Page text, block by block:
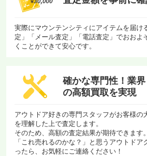
実際にマウンテンシティにアイテムを届け
定」「メール査定」「電話査定」でおおよ
くことができて安心です。
確かな専門性！ 業
の高額買取を実現
アウトドア好きの専門スタッフがお客様の
を理解した上で査定します。
そのため、高額の査定結果が期待できます。
「これ売れるのかな？」と思うアウトドア
ったら、お気軽にご連絡ください！